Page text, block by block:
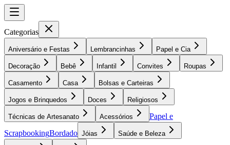
Categorias
Aniversário e Festas Lembrancinhas Papel e Cia
Decoração Bebê Infantil Convites Roupas
Casamento Casa Bolsas e Carteiras
Jogos e Brinquedos Doces Religiosos
Técnicas de Artesanato Acessórios
Papel e
ScrapbookingBordado Jóias Saúde e Beleza